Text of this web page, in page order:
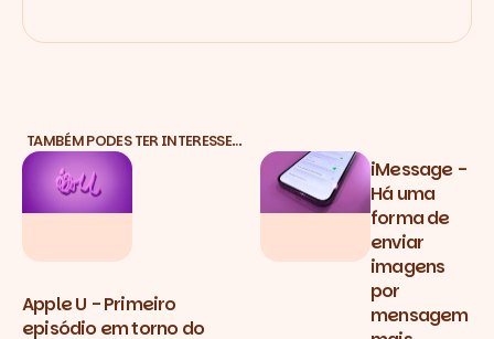
TAMBÉM PODES TER INTERESSE…
Apple U - Primeiro
episódio em torno do
iMessage -
Há uma
forma de
enviar
imagens
por
mensagem